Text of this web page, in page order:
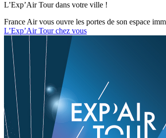
L’Exp’Air Tour dans votre ville !
France Air vous ouvre les portes de son espace
L’Exp’Air Tour chez vous